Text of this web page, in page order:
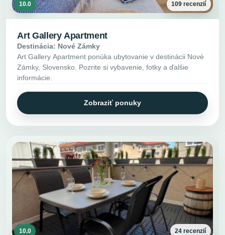
10.0 109 recenzií
Art Gallery Apartment
Destinácia: Nové Zámky
Art Gallery Apartment ponúka ubytovanie v destinácii Nové
Zámky, Slovensko. Pozrite si vybavenie, fotky a ďalšie
informácie.
Zobraziť ponuky
10.0 24 recenzií